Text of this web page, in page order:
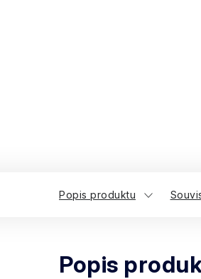
Popis produktu
Popis